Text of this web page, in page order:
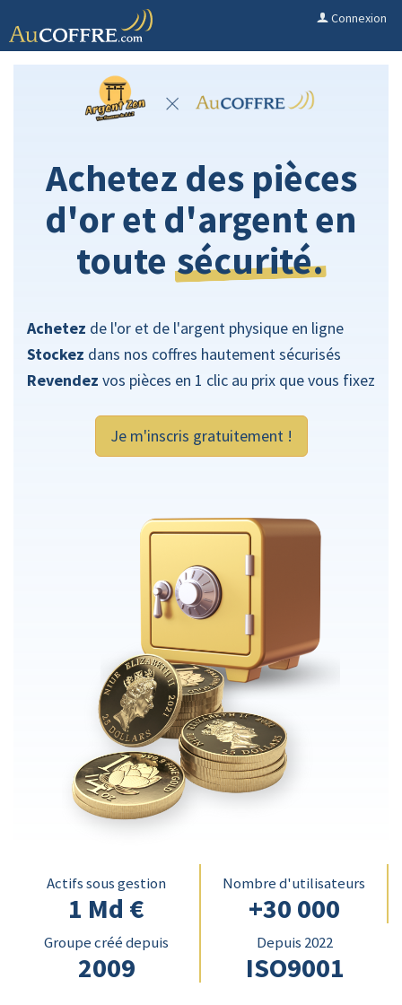
Connexion
Achetez des pièces
d'or et d'argent en
toute sécurité.
Achetez de l'or et de l'argent physique en ligne
Stockez dans nos coffres hautement sécurisés
Revendez vos pièces en 1 clic au prix que vous fixez
Je m'inscris gratuitement !
Actifs sous gestion
1 Md €
Nombre d'utilisateurs
+30 000
Groupe créé depuis
2009
Depuis 2022
ISO9001